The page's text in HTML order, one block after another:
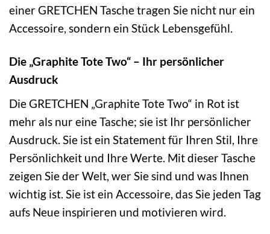
einer GRETCHEN Tasche tragen Sie nicht nur ein
Accessoire, sondern ein Stück Lebensgefühl.
Die „Graphite Tote Two“ – Ihr persönlicher
Ausdruck
Die GRETCHEN „Graphite Tote Two“ in Rot ist
mehr als nur eine Tasche; sie ist Ihr persönlicher
Ausdruck. Sie ist ein Statement für Ihren Stil, Ihre
Persönlichkeit und Ihre Werte. Mit dieser Tasche
zeigen Sie der Welt, wer Sie sind und was Ihnen
wichtig ist. Sie ist ein Accessoire, das Sie jeden Tag
aufs Neue inspirieren und motivieren wird.